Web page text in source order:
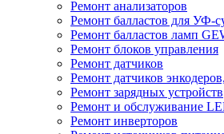
Ремонт анализаторов
Ремонт балластов для УФ-
Ремонт балластов ламп
Ремонт блоков управления
Ремонт датчиков
Ремонт датчиков
Ремонт зарядных устройств
Ремонт и обслуживание
Ремонт инверторов